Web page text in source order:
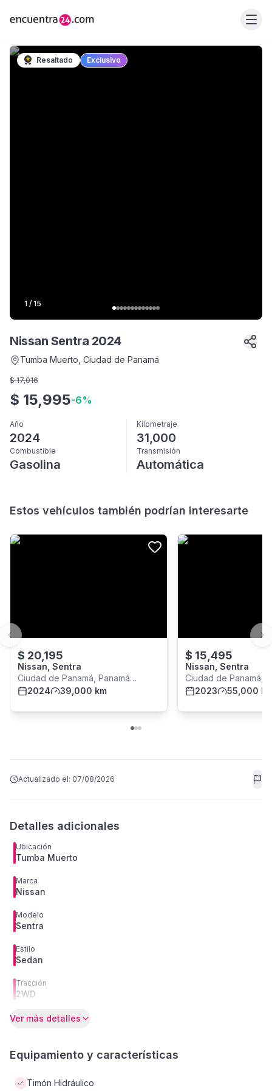
Resaltado Exclusivo
1 / 15
Nissan Sentra 2024
Tumba Muerto , Ciudad de Panamá
$ 17,016
$ 15,995-6%
Año
2024
Kilometraje
31,000
Combustible
Gasolina
Transmisión
Automática
Estos vehículos también podrían interesarte
$ 20,195
Nissan, Sentra
Ciudad de Panamá, Panamá
Provincia
2024 39,000 km
$ 15,495
Nissan, Sentra
Ciudad de Panamá,
Provincia
2023 55,000
Previous slide
Actualizado el: 07/08/2026
Detalles adicionales
Ubicación
Tumba Muerto
Marca
Nissan
Modelo
Sentra
Estilo
Sedan
Tracción
2WD
Ver más detalles
Equipamiento y características
Timón Hidráulico